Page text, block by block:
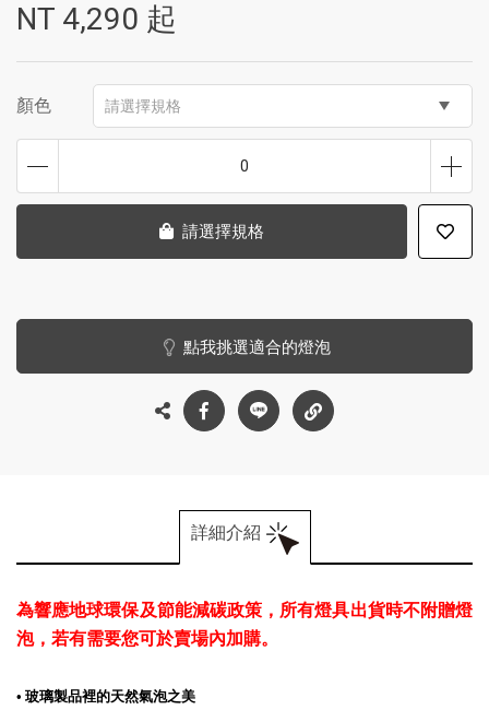
NT 4,290 起
顏色 請選擇規格
0
請選擇規格
點我挑選適合的燈泡
詳細介紹
為響應地球環保及節能減碳政策，所有燈具出貨時不附贈燈
泡，若有需要您可於賣場內加購。
• 玻璃製品裡的天然氣泡之美